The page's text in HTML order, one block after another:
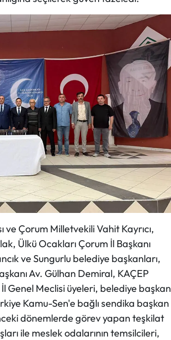
ve Çorum Milletvekili Vahit Kayrıcı,
Ülkü Ocakları Çorum İl Başkanı
ve Sungurlu belediye başkanları,
Av. Gülhan Demiral, KAÇEP
Genel Meclisi üyeleri, belediye başkan
Kamu-Sen'e bağlı sendika başkan
dönemlerde görev yapan teşkilat
ile meslek odalarının temsilcileri,